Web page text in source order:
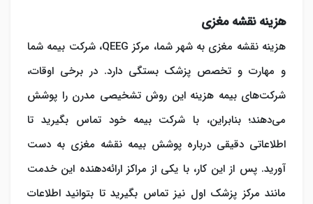
هزینه نقشه مغزی
هزینه نقشه مغزی به شهر شما، مرکز QEEG، شرکت بیمه شما
و مهارت و تخصص پزشک بستگی دارد. در برخی اوقات،
شرکت‌های بیمه هزینه این روش تشخیصی مدرن را پوشش
می‌دهند؛ بنابراین، با شرکت بیمه خود تماس بگیرید تا
اطلاعاتی دقیقی درباره پوشش بیمه نقشه مغزی به دست
آورید. پس از این کار، با یکی از مراکز ارائه‌دهنده این خدمت
مانند مرکز پزشک اول نیز تماس بگیرید تا بتوانید اطلاعات